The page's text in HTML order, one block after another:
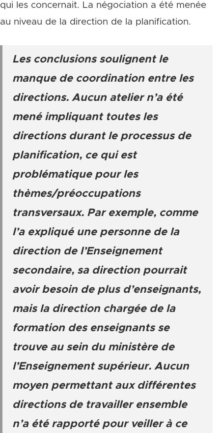
qui les concernait. La négociation a été menée
au niveau de la direction de la planification.
Les conclusions soulignent le
manque de coordination entre les
directions. Aucun atelier n’a été
mené impliquant toutes les
directions durant le processus de
planification, ce qui est
problématique pour les
thèmes/préoccupations
transversaux. Par exemple, comme
l’a expliqué une personne de la
direction de l’Enseignement
secondaire, sa direction pourrait
avoir besoin de plus d’enseignants,
mais la direction chargée de la
formation des enseignants se
trouve au sein du ministère de
l’Enseignement supérieur. Aucun
moyen permettant aux différentes
directions de travailler ensemble
n’a été rapporté pour veiller à ce